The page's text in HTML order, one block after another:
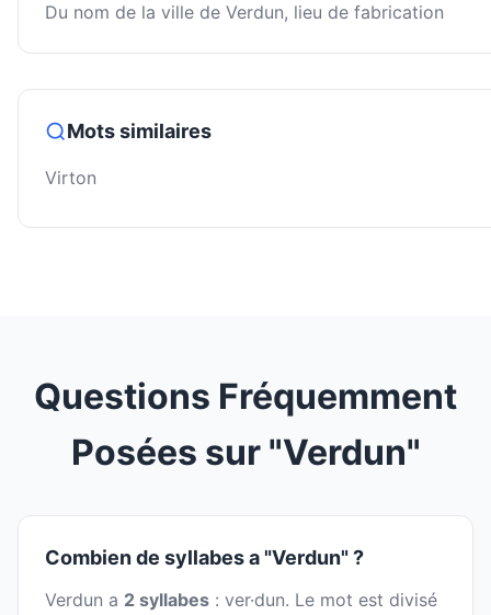
Du nom de la ville de Verdun, lieu de fabrication
Mots similaires
Virton
Questions Fréquemment
Posées sur "Verdun"
Combien de syllabes a "Verdun" ?
Verdun a 2 syllabes : ver·dun. Le mot est divisé